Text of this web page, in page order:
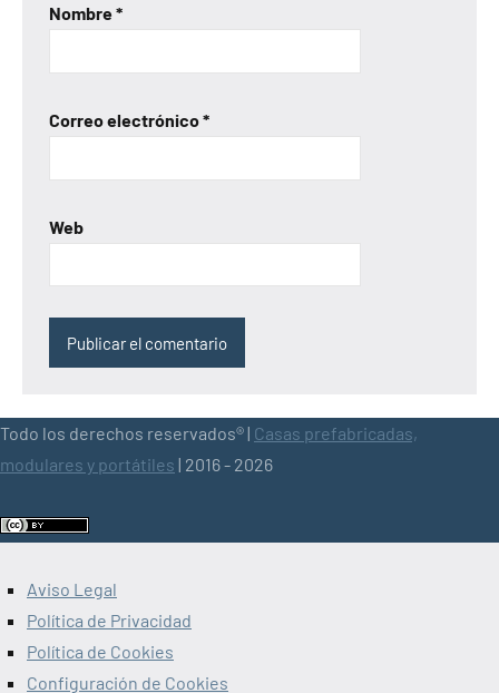
Nombre*
Correo electrónico*
Web
Todo los derechos reservados® | Casas prefabricadas,
modulares y portátiles | 2016 - 2026
Aviso Legal
Política de Privacidad
Política de Cookies
Configuración de Cookies